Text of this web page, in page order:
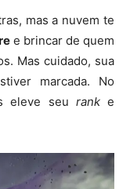
mas a nuvem te
e brincar de quem
Mas cuidado, sua
marcada. No
eleve seu ranke